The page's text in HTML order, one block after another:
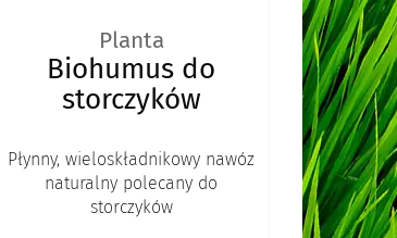
Planta
Biohumus do
storczyków
Płynny, wieloskładnikowy nawóz
naturalny polecany do
storczyków